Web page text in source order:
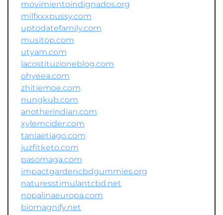
movimientoindignados.org
milfxxxpussy.com
uptodatefamily.com
musitop.com
utyam.com
lacostituzioneblog.com
ohyeea.com
zhitiemoe.com
nungkub.com
anotherindian.com
xylemcider.com
taniaetiago.com
juzfitketo.com
pasomaga.com
impactgardencbdgummies.org
naturesstimulantcbd.net
nopalinaeuropa.com
biomagnify.net